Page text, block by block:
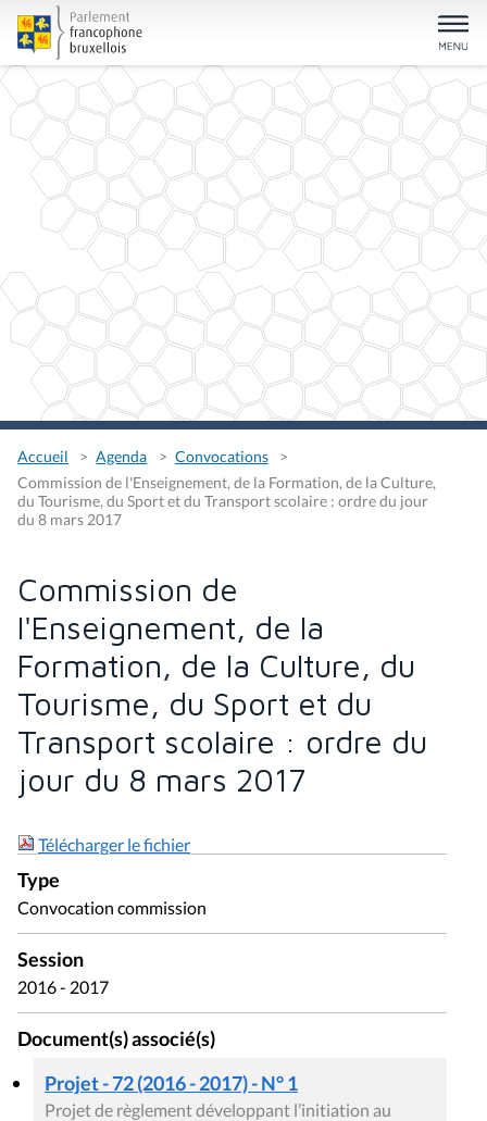
Accueil Agenda
Convocations
Commission de l'Enseignement, de la Formation, de la Culture,
du Tourisme, du Sport et du Transport scolaire : ordre du jour
du 8 mars 2017
Commission de
l'Enseignement, de la
Formation, de la Culture, du
Tourisme, du Sport et du
Transport scolaire : ordre du
jour du 8 mars 2017
Télécharger le fichier
Type
Convocation commission
Session
2016 - 2017
Document(s) associé(s)
Projet - 72 (2016 - 2017) - N° 1
Projet de règlement développant l’initiation au